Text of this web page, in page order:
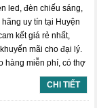
led, đèn chiếu sáng,
uy tín tại Huyện
kết giá rẻ nhất,
mãi cho đại lý.
hàng miễn phí, có thợ
CHI TIẾT